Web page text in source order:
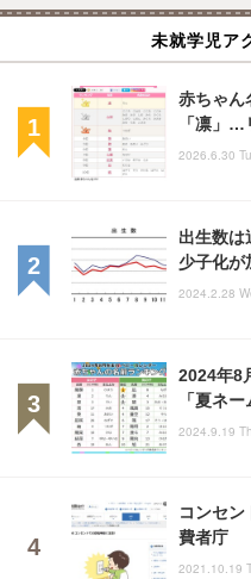
未就学児ア
赤ちゃん
「凛」…
2026.6.30
出生数は
少子化が
2024.2.28
2024年8
「夏ネ
2024.9.19
コンセ
費者庁
2021.10.19